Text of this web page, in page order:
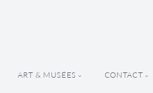
ART & MUSÉES CONTACT